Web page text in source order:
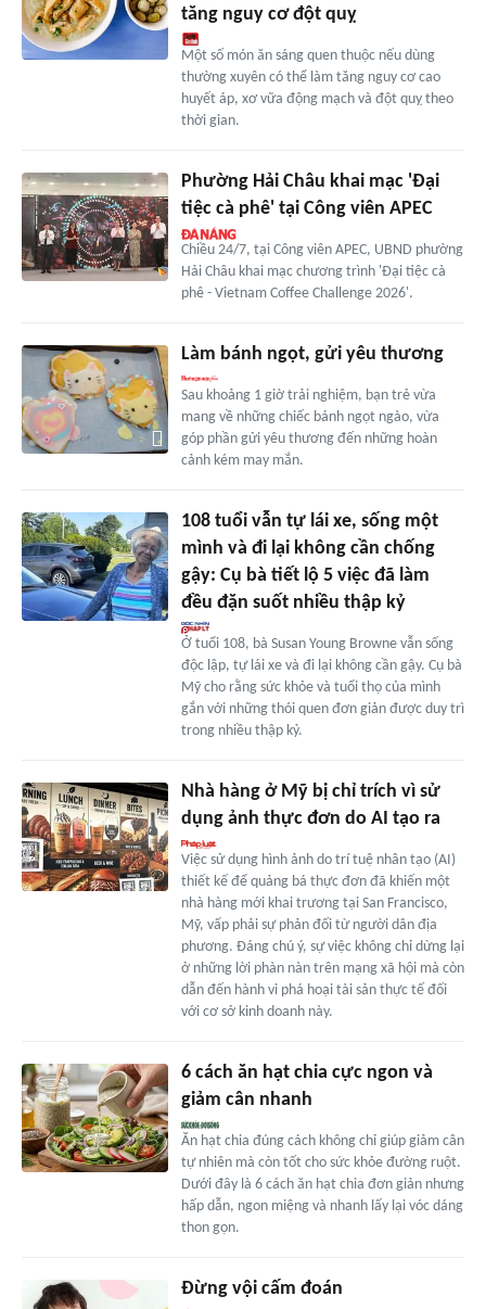
tăng nguy cơ đột quỵ
Một số món ăn sáng quen thuộc nếu dùng
thường xuyên có thể làm tăng nguy cơ cao
huyết áp, xơ vữa động mạch và đột quỵ theo
thời gian.
Phường Hải Châu khai mạc 'Đại
tiệc cà phê' tại Công viên APEC
Chiều 24/7, tại Công viên APEC, UBND phường
Hải Châu khai mạc chương trình 'Đại tiệc cà
phê - Vietnam Coffee Challenge 2026'.
Làm bánh ngọt, gửi yêu thương
Sau khoảng 1 giờ trải nghiệm, bạn trẻ vừa
mang về những chiếc bánh ngọt ngào, vừa
góp phần gửi yêu thương đến những hoàn
cảnh kém may mắn.
108 tuổi vẫn tự lái xe, sống một
mình và đi lại không cần chống
gậy: Cụ bà tiết lộ 5 việc đã làm
đều đặn suốt nhiều thập kỷ
Ở tuổi 108, bà Susan Young Browne vẫn sống
độc lập, tự lái xe và đi lại không cần gậy. Cụ bà
Mỹ cho rằng sức khỏe và tuổi thọ của mình
gắn với những thói quen đơn giản được duy trì
trong nhiều thập kỷ.
Nhà hàng ở Mỹ bị chỉ trích vì sử
dụng ảnh thực đơn do AI tạo ra
Việc sử dụng hình ảnh do trí tuệ nhân tạo (AI)
thiết kế để quảng bá thực đơn đã khiến một
nhà hàng mới khai trương tại San Francisco,
Mỹ, vấp phải sự phản đối từ người dân địa
phương. Đáng chú ý, sự việc không chỉ dừng lại
ở những lời phàn nàn trên mạng xã hội mà còn
dẫn đến hành vi phá hoại tài sản thực tế đối
với cơ sở kinh doanh này.
6 cách ăn hạt chia cực ngon và
giảm cân nhanh
Ăn hạt chia đúng cách không chỉ giúp giảm cân
tự nhiên mà còn tốt cho sức khỏe đường ruột.
Dưới đây là 6 cách ăn hạt chia đơn giản nhưng
hấp dẫn, ngon miệng và nhanh lấy lại vóc dáng
thon gọn.
Đừng vội cấm đoán